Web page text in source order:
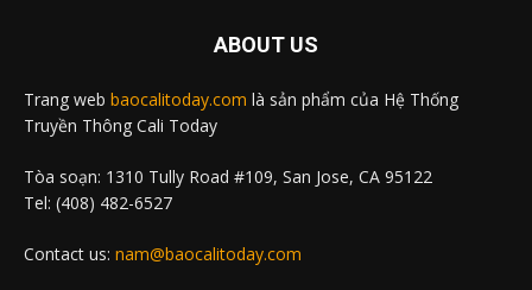
ABOUT US
Trang web baocalitoday.com là sản phẩm của Hệ Thống
Truyền Thông Cali Today
Tòa soạn: 1310 Tully Road #109, San Jose, CA 95122
Tel: (408) 482-6527
Contact us: nam@baocalitoday.com